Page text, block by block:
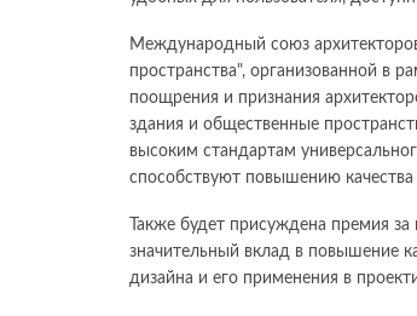
Международный союз
пространства", организованной в
поощрения и признания
здания и общественные
высоким стандартам
способствуют повышению
Также будет присуждена премия
значительный вклад в повышение
дизайна и его применения в